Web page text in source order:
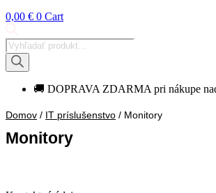
0,00 € 0 Cart
Products
search
🚚 DOPRAVA ZDARMA pri nákupe
Domov / IT príslušenstvo / Monitory
Monitory